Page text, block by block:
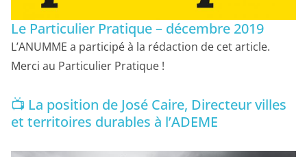
Le Particulier Pratique – décembre 2019
L’ANUMME a participé à la rédaction de cet article.
Merci au Particulier Pratique !
📺 La position de José Caire, Directeur villes
et territoires durables à l’ADEME